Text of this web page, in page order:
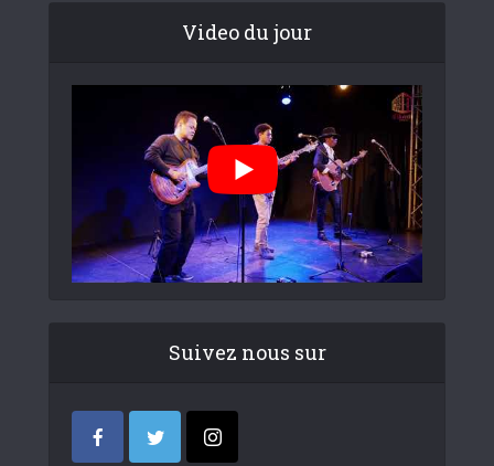
Video du jour
Suivez nous sur